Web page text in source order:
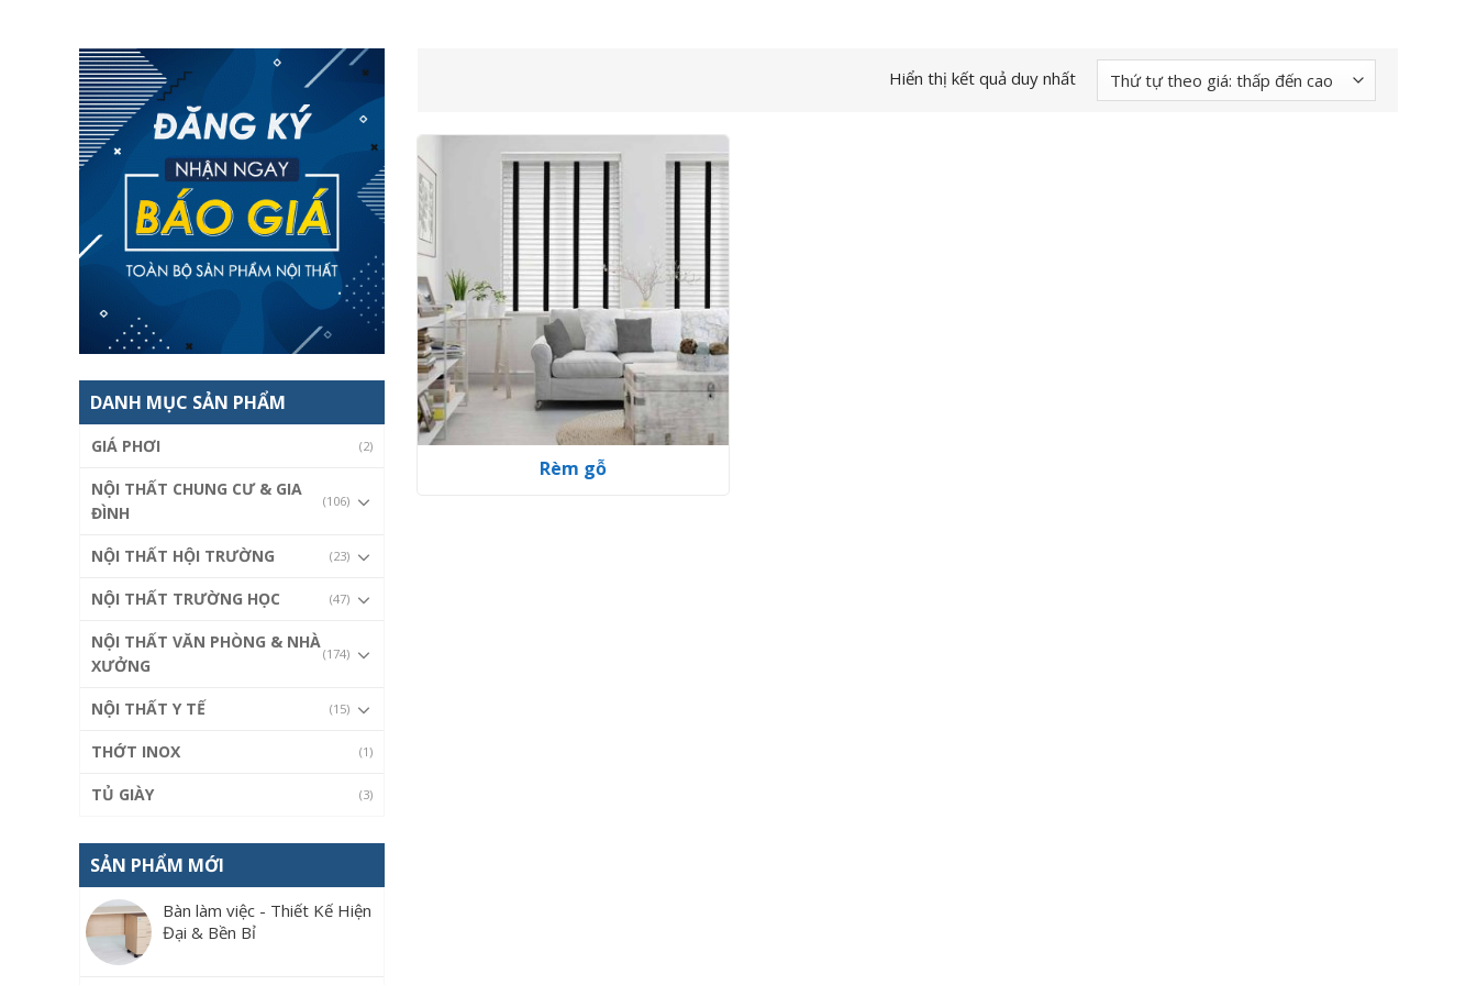
DANH MỤC SẢN PHẨM
GIÁ PHƠI (2)
NỘI THẤT CHUNG CƯ & GIA
ĐÌNH
(106)
NỘI THẤT HỘI TRƯỜNG (23)
NỘI THẤT TRƯỜNG HỌC (47)
NỘI THẤT VĂN PHÒNG & NHÀ
XƯỞNG
(174)
NỘI THẤT Y TẾ (15)
THỚT INOX (1)
TỦ GIÀY (3)
SẢN PHẨM MỚI
Bàn làm việc - Thiết Kế Hiện
Đại & Bền Bỉ
Hiển thị kết quả duy nhất
Rèm gỗ